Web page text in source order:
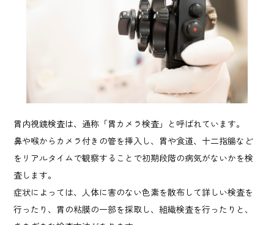
胃内視鏡検査は、通称「胃カメラ検査」と呼ばれています。
鼻や喉からカメラ付きの管を挿入し、胃や食道、十二指腸など
をリアルタイムで観察することで初期段階の病気がないかを検
査します。
症状によっては、人体に害のない色素を散布して詳しい検査を
行ったり、胃の粘膜の一部を採取し、組織検査を行ったりと、